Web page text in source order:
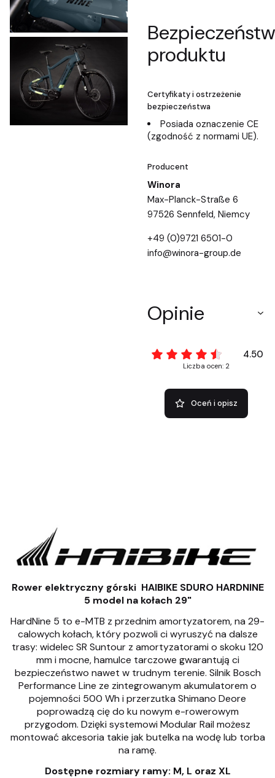
produktu
Certyfikaty i ostrzeżenie
bezpieczeństwa
Posiada oznaczenie CE
(zgodność z normami UE).
Producent
Winora
Max-Planck-Straße 6
97526 Sennfeld, Niemcy
+49 (0)9721 6501-0
info@winora-group.de
Opinie
4.50
Liczba ocen: 2
Oceń i opisz
Rower elektryczny górski HAIBIKE SDURO HARDNINE
5 model na kołach 29"
HardNine 5 to e-MTB z przednim amortyzatorem, na 29-
calowych kołach, który pozwoli ci wyruszyć na dalsze
trasy: widelec SR Suntour z amortyzatorami o skoku 120
mm i mocne, hamulce tarczowe gwarantują ci
bezpieczeństwo nawet w trudnym terenie. Silnik Bosch
Performance Line ze zintegrowanym akumulatorem o
pojemności 500 Wh i przerzutka Shimano Deore
poprowadzą cię do ku nowym e-rowerowym
przygodom. Dzięki systemowi Modular Rail możesz
montować akcesoria takie jak butelka na wodę lub torba
na ramę.
Dostępne rozmiary ramy: M, L oraz XL